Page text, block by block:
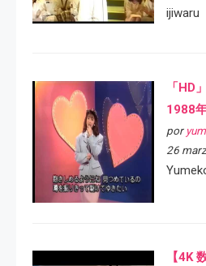
ijiwaru
「
1988
por
26
【4K